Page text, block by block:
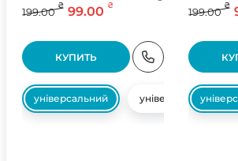
199.00
₴ 99.00 ₴
КУПИТЬ
універсальний універсальний
199.00
₴